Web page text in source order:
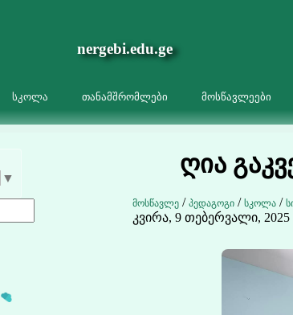
nergebi.edu.ge
სკოლა თანამშრომლები მოსწავლეები
▼ ღია
მოსწავლე/ პედაგოგი/ სკოლა/
კვირა, 9 თებერვალი, 2025